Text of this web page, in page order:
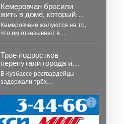
Кемеровчан бросили
жить в доме, который
вот-вот рухнет
Кемеровчане жалуются на то,
что им отказывают в
Трое подростков
перепутали города и
сбежали в Юргу, а не
Новосибирск
В Кузбассе росгвардейцы
задержали трёх
самовольно покинувших дома в
Новокузнецке. Как пишет
Горсайт,...